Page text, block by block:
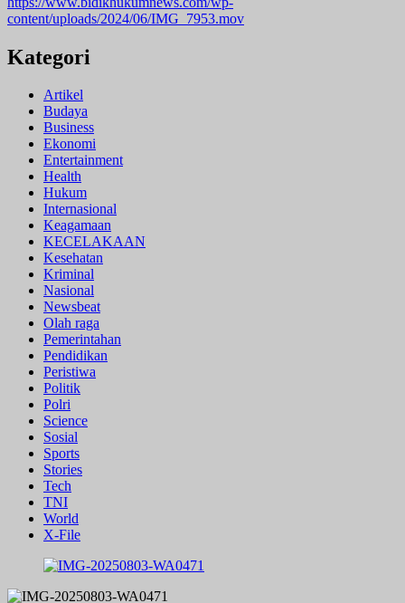
content/uploads/2024/06/IMG_7953.mov
Kategori
Artikel
Budaya
Business
Ekonomi
Entertainment
Health
Hukum
Internasional
Keagamaan
KECELAKAAN
Kesehatan
Kriminal
Nasional
Newsbeat
Olah raga
Pemerintahan
Pendidikan
Peristiwa
Politik
Polri
Science
Sosial
Sports
Stories
Tech
TNI
World
X-File